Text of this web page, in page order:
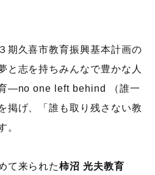
期久喜市教育振興基本計画の
と志を持ちみんなで豊かな人
—no one left behind
（誰一
掲げ、「誰も取り残さない教
。
て来られた柿沼 光夫教育